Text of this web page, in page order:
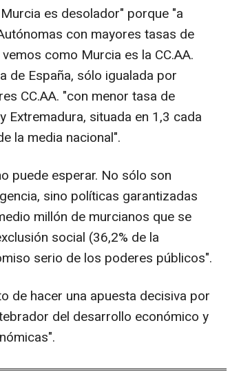
es desolador" porque "a
con mayores tasas de
como Murcia es la CC.AA.
de España, sólo igualada por
CC.AA. "con menor tasa de
Extremadura, situada en 1,3 cada
la media nacional".
puede esperar. No sólo son
sino políticas garantizadas
millón de murcianos que se
social (36,2% de la
serio de los poderes públicos".
de hacer una apuesta decisiva por
del desarrollo económico y